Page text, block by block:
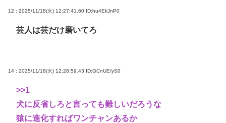
12 : 2025/11/18(火) 12:27:41.60 ID:hu4EkJnP0
芸人は芸だけ磨いてろ
14 : 2025/11/18(火) 12:28:59.43 ID:GCnUE/yS0
>>1
犬に反省しろと言っても難しいだろうな
猿に進化すればワンチャンあるか